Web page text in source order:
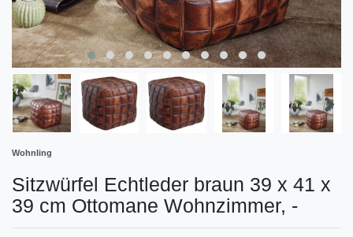
Wohnling
Sitzwürfel Echtleder braun 39 x 41 x
39 cm Ottomane Wohnzimmer, -